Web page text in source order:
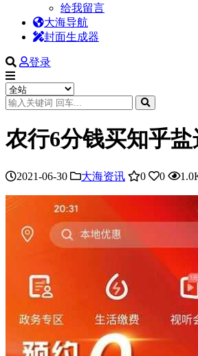
给我留言
大海导航
封面生成器
登录
农行6分钱买知乎
2021-06-30 大海资讯 0 0